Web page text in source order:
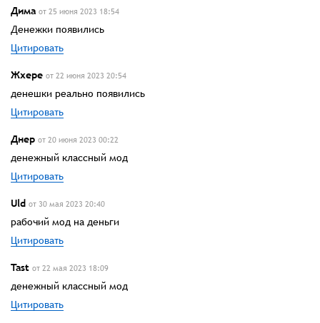
Дима от 25 июня 2023 18:54
Денежки появились
Цитировать
Жхере от 22 июня 2023 20:54
денешки реально появились
Цитировать
Днер от 20 июня 2023 00:22
денежный классный мод
Цитировать
Uld от 30 мая 2023 20:40
рабочий мод на деньги
Цитировать
Tast от 22 мая 2023 18:09
денежный классный мод
Цитировать